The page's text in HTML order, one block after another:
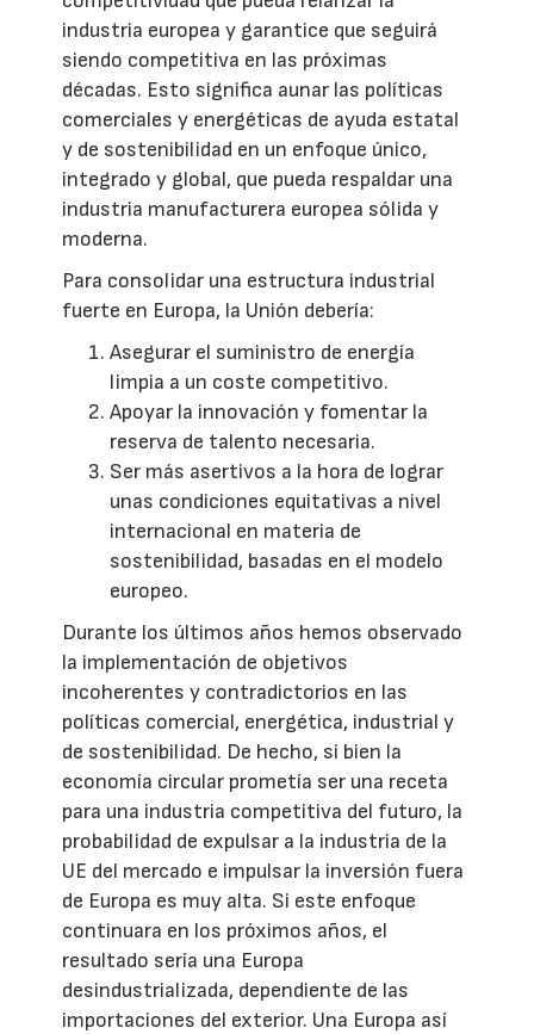
industria europea y garantice que seguirá
siendo competitiva en las próximas
décadas. Esto significa aunar las políticas
comerciales y energéticas de ayuda estatal
y de sostenibilidad en un enfoque único,
integrado y global, que pueda respaldar una
industria manufacturera europea sólida y
moderna.
Para consolidar una estructura industrial
fuerte en Europa, la Unión debería:
Asegurar el suministro de energía
limpia a un coste competitivo.
Apoyar la innovación y fomentar la
reserva de talento necesaria.
Ser más asertivos a la hora de lograr
unas condiciones equitativas a nivel
internacional en materia de
sostenibilidad, basadas en el modelo
europeo.
Durante los últimos años hemos observado
la implementación de objetivos
incoherentes y contradictorios en las
políticas comercial, energética, industrial y
de sostenibilidad. De hecho, si bien la
economía circular prometía ser una receta
para una industria competitiva del futuro, la
probabilidad de expulsar a la industria de la
UE del mercado e impulsar la inversión fuera
de Europa es muy alta. Si este enfoque
continuara en los próximos años, el
resultado sería una Europa
desindustrializada, dependiente de las
importaciones del exterior. Una Europa así